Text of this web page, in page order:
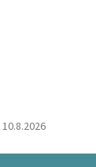
10.8.2026